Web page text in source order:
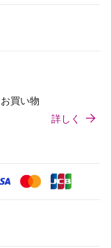
買い物
詳しく